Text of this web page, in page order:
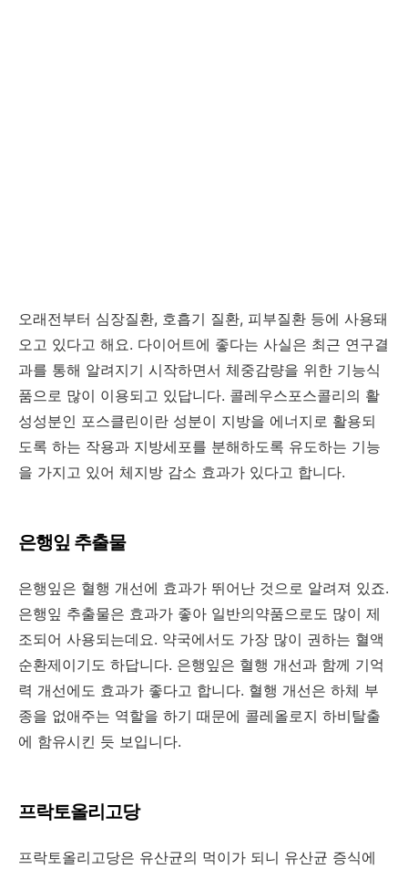
오래전부터 심장질환, 호흡기 질환, 피부질환 등에 사용돼
오고 있다고 해요. 다이어트에 좋다는 사실은 최근 연구결
과를 통해 알려지기 시작하면서 체중감량을 위한 기능식
품으로 많이 이용되고 있답니다. 콜레우스포스콜리의 활
성성분인 포스클린이란 성분이 지방을 에너지로 활용되
도록 하는 작용과 지방세포를 분해하도록 유도하는 기능
을 가지고 있어 체지방 감소 효과가 있다고 합니다.
은행잎 추출물
은행잎은 혈행 개선에 효과가 뛰어난 것으로 알려져 있죠.
은행잎 추출물은 효과가 좋아 일반의약품으로도 많이 제
조되어 사용되는데요. 약국에서도 가장 많이 권하는 혈액
순환제이기도 하답니다. 은행잎은 혈행 개선과 함께 기억
력 개선에도 효과가 좋다고 합니다. 혈행 개선은 하체 부
종을 없애주는 역할을 하기 때문에 콜레올로지 하비탈출
에 함유시킨 듯 보입니다.
프락토올리고당
프락토올리고당은 유산균의 먹이가 되니 유산균 증식에